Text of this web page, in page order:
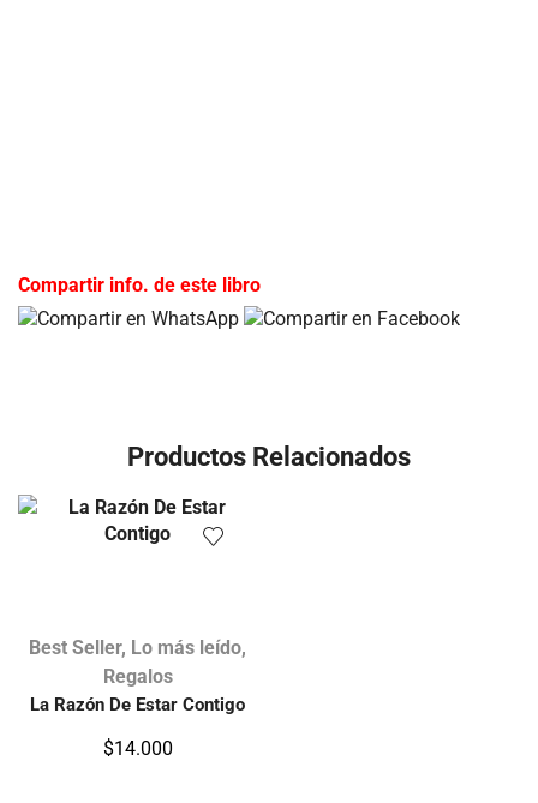
Compartir info. de este libro
Productos Relacionados
Best Seller, Lo más leído,
Regalos
La Razón De Estar Contigo
$14.000